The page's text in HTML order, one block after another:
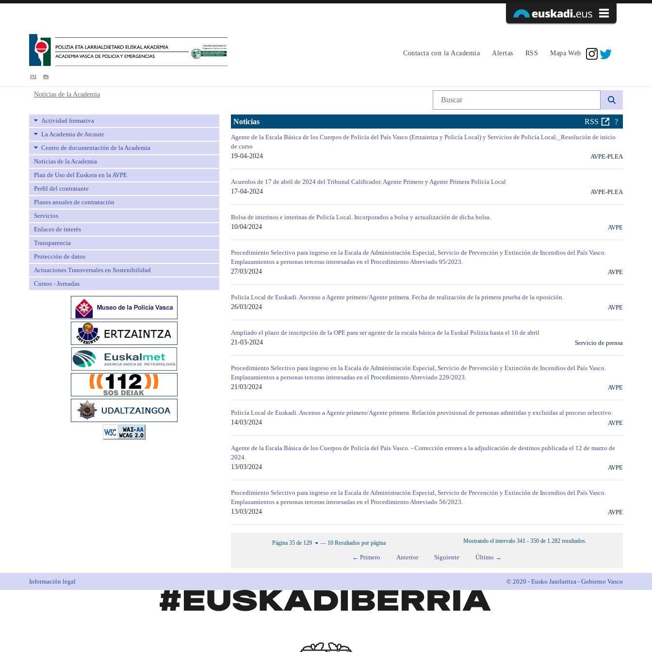
eu es
Contacta con la Academia Alertas RSS Mapa Web
Noticias de la Academia - avpe
Noticias de la Academia Búsqueda web
Actividad formativa
La Academia de Arcaute
Centro de documentación de la Academia
Noticias de la Academia
Plan de Uso del Euskera en la AVPE
Perfil del contratante
Planes anuales de contratación
Servicios
Enlaces de interés
Transparencia
Protección de datos
Actuaciones Transversales en Sostenibilidad
Cursos - Jornadas
Noticias RSS ?
Agente de la Escala Básica de los Cuerpos de Policía del País Vasco (Ertzaintza y Policía Local) y Servicios de Policía Local._Resolución de inicio
de curso
19-04-2024
AVPE-PLEA
Acuerdos de 17 de abril de 2024 del Tribunal Calificador. Agente Primero y Agente Primera Policía Local
17-04-2024
AVPE-PLEA
Bolsa de interinos e interinas de Policía Local. Incorporados a bolsa y actualización de dicha bolsa.
10/04/2024
AVPE
Procedimiento Selectivo para ingreso en la Escala de Administración Especial, Servicio de Prevención y Extinción de Incendios del País Vasco.
Emplazamientos a personas terceras interesadas en el Procedimiento Abreviado 95/2023.
27/03/2024
AVPE
Policía Local de Euskadi. Ascenso a Agente primero/Agente primera. Fecha de realización de la primera prueba de la oposición.
26/03/2024
AVPE
Ampliado el plazo de inscripción de la OPE para ser agente de la escala básica de la Euskal Polizia hasta el 10 de abril
21-03-2024
Servicio de prensa
Procedimiento Selectivo para ingreso en la Escala de Administración Especial, Servicio de Prevención y Extinción de Incendios del País Vasco.
Emplazamientos a personas terceras interesadas en el Procedimiento Abreviado 229/2023.
21/03/2024
AVPE
Policía Local de Euskadi. Ascenso a Agente primero/Agente primera. Relación provisional de personas admitidas y excluidas al proceso selectivo.
14/03/2024
AVPE
Agente de la Escala Básica de los Cuerpos de Policía del País Vasco. - Corrección errores a la adjudicación de destinos publicada el 12 de marzo de
2024.
13/03/2024
AVPE
Procedimiento Selectivo para ingreso en la Escala de Administración Especial, Servicio de Prevención y Extinción de Incendios del País Vasco.
Emplazamientos a personas terceras interesadas en el Procedimiento Abreviado 56/2023.
13/03/2024
AVPE
Página 35 de 129 — 10 Resultados por página Mostrando el intervalo 341 - 350 de 1.282 resultados.
← Primero Anterior Siguiente Último →
Información legal © 2020 - Eusko Jaurlaritza - Gobierno Vasco